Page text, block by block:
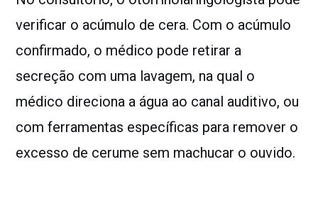
verificar o acúmulo de cera. Com o acúmulo
confirmado, o médico pode retirar a
secreção com uma lavagem, na qual o
médico direciona a água ao canal auditivo, ou
com ferramentas específicas para remover o
excesso de cerume sem machucar o ouvido.